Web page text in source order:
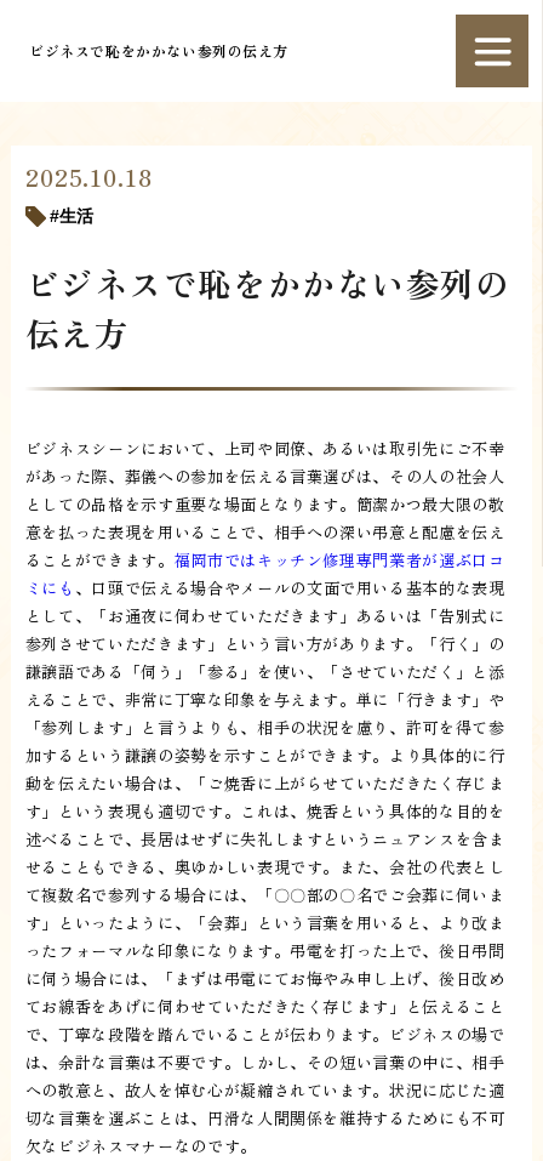
ビジネスで恥をかかない参列の伝え方
2025.10.18
生活
ビジネスで恥をかかない参列の
伝え方
ビジネスシーンにおいて、上司や同僚、あるいは取引先にご不幸
があった際、葬儀への参加を伝える言葉選びは、その人の社会人
としての品格を示す重要な場面となります。簡潔かつ最大限の敬
意を払った表現を用いることで、相手への深い弔意と配慮を伝え
ることができます。 福岡市ではキッチン修理専門業者が選ぶ口コ
ミにも 、口頭で伝える場合やメールの文面で用いる基本的な表現
として、「お通夜に伺わせていただきます」あるいは「告別式に
参列させていただきます」という言い方があります。「行く」の
謙譲語である「伺う」「参る」を使い、「させていただく」と添
えることで、非常に丁寧な印象を与えます。単に「行きます」や
「参列します」と言うよりも、相手の状況を慮り、許可を得て参
加するという謙譲の姿勢を示すことができます。より具体的に行
動を伝えたい場合は、「ご焼香に上がらせていただきたく存じま
す」という表現も適切です。これは、焼香という具体的な目的を
述べることで、長居はせずに失礼しますというニュアンスを含ま
せることもできる、奥ゆかしい表現です。また、会社の代表とし
て複数名で参列する場合には、「〇〇部の〇名でご会葬に伺いま
す」といったように、「会葬」という言葉を用いると、より改ま
ったフォーマルな印象になります。弔電を打った上で、後日弔問
に伺う場合には、「まずは弔電にてお悔やみ申し上げ、後日改め
てお線香をあげに伺わせていただきたく存じます」と伝えること
で、丁寧な段階を踏んでいることが伝わります。ビジネスの場で
は、余計な言葉は不要です。しかし、その短い言葉の中に、相手
への敬意と、故人を悼む心が凝縮されています。状況に応じた適
切な言葉を選ぶことは、円滑な人間関係を維持するためにも不可
欠なビジネスマナーなのです。